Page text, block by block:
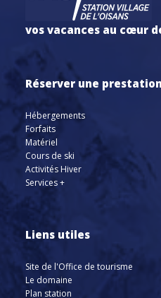
vos vacances au cœur
Réserver une prestation
Hébergements
Forfaits
Matériel
Cours de ski
Activités Hiver
Services +
Liens utiles
Site de l'Office de tourisme
Le domaine
Plan station